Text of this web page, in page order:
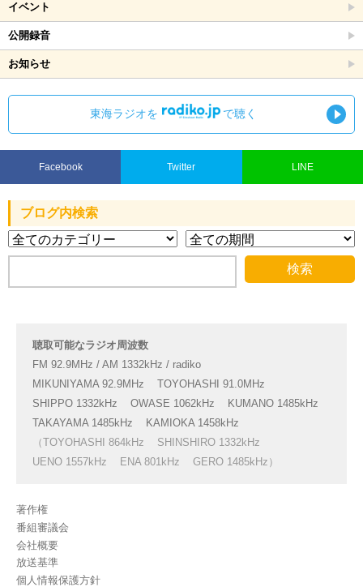
イベント
公開録音
お知らせ
東海ラジオを で聴く
Facebook Twitter LINE
ブログ内検索
聴取可能なラジオ周波数
FM 92.9MHz / AM 1332kHz / radiko
MIKUNIYAMA 92.9MHz
TOYOHASHI 91.0MHz
SHIPPO 1332kHz
OWASE 1062kHz
KUMANO 1485kHz
TAKAYAMA 1485kHz
KAMIOKA 1458kHz
（TOYOHASHI 864kHz
SHINSHIRO 1332kHz
UENO 1557kHz
ENA 801kHz GERO 1485kHz）
著作権
番組審議会
会社概要
放送基準
個人情報保護方針